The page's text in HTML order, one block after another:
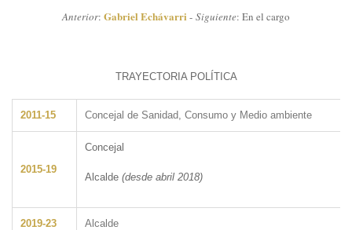
Anterior: Gabriel Echávarri - Siguiente: En el cargo
TRAYECTORIA POLÍTICA
2011-15 Concejal de Sanidad, Consumo y Medio ambiente
2015-19
Concejal
Alcalde (desde abril 2018)
2019-23 Alcalde